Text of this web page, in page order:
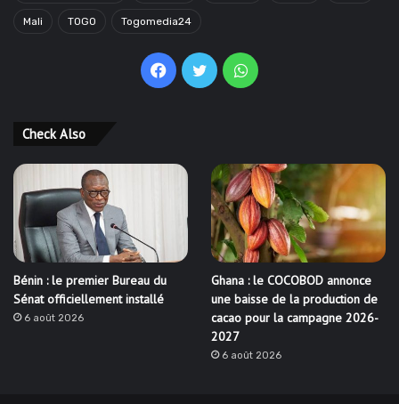
Mali TOGO Togomedia24
Facebook
TwitterWhatsApp
Check Also
Bénin : le premier Bureau du
Sénat officiellement installé
6 août 2026
Ghana : le COCOBOD annonce
une baisse de la production de
cacao pour la campagne 2026-
2027
6 août 2026